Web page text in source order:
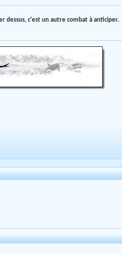
dessus, c'est un autre combat à anticiper.